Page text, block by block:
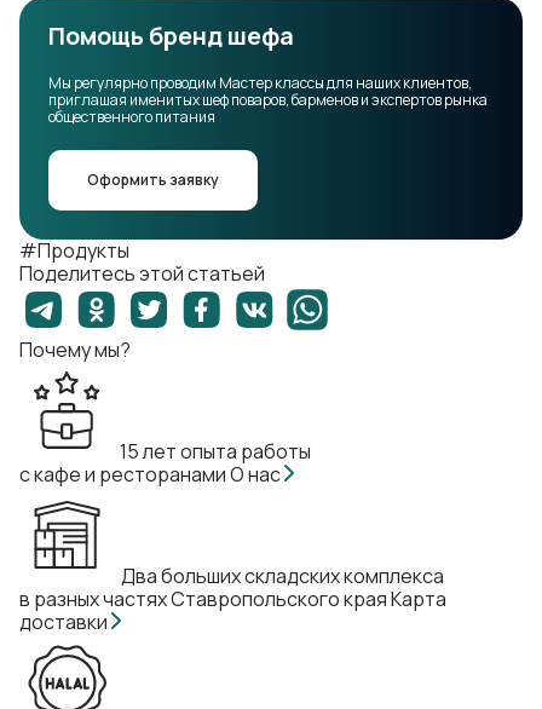
Помощь бренд шефа
Мы регулярно проводим Мастер классы для наших клиентов,
приглашая именитых шеф поваров, барменов и экспертов рынка
общественного питания
Оформить заявку
#Продукты
Поделитесь этой статьей
Почему мы?
15 лет опыта работы
с кафе и ресторанамиО нас
Два больших складских комплекса
в разных частях Ставропольского краяКарта
доставки